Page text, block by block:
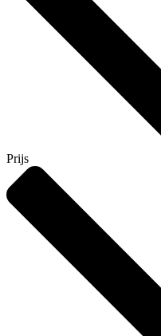
Prijs